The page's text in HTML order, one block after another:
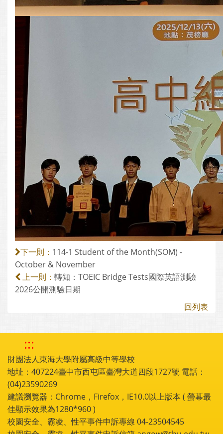
下一則： 114-1 Student of the Month(SOM) -
October & November
上一則： 轉知：TOEIC Bridge Tests國際英語測驗
2026公開測驗日期
回列表
:::
財團法人東海大學附屬高級中等學校
地址：407224臺中市西屯區臺灣大道四段1727號 電話：
(04)23590269
建議瀏覽器：Chrome，Firefox，IE10.0以上版本 ( 螢幕最
佳顯示效果為1280*960 )
校園安全、霸凌、性平事件申訴專線 04-23504545